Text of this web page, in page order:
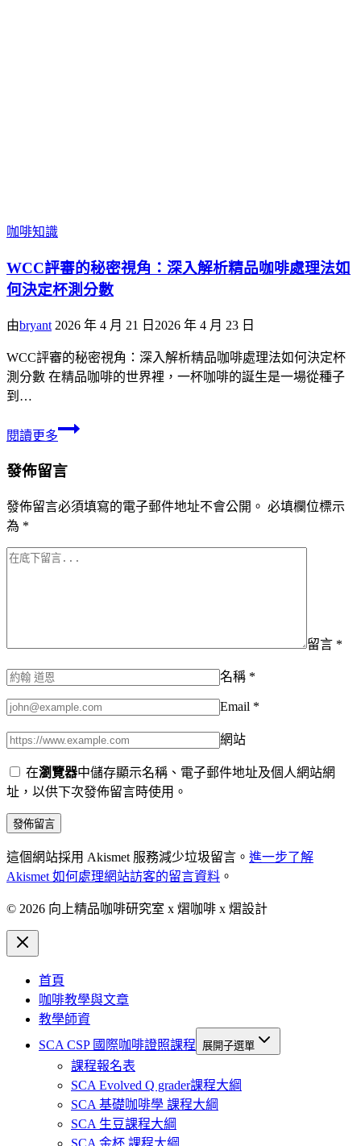
咖啡知識
WCC評審的秘密視角：深入解析精品咖啡處理法如
何決定杯測分數
由bryant 2026 年 4 月 21 日 2026 年 4 月 23 日
WCC評審的秘密視角：深入解析精品咖啡處理法如何決定杯
測分數 在精品咖啡的世界裡，一杯咖啡的誕生是一場從種子
到…
閱讀更多
發佈留言
發佈留言必須填寫的電子郵件地址不會公開。 必填欄位標示
為 *
留言 *
名稱 *
Email *
網站
在瀏覽器中儲存顯示名稱、電子郵件地址及個人網站網
址，以供下次發佈留言時使用。
這個網站採用 Akismet 服務減少垃圾留言。 進一步了解
Akismet 如何處理網站訪客的留言資料 。
© 2026 向上精品咖啡研究室 x 熠咖啡 x 熠設計
首頁
咖啡教學與文章
教學師資
SCA CSP 國際咖啡證照課程
展開子選單
課程報名表
SCA Evolved Q grader課程大綱
SCA 基礎咖啡學 課程大綱
SCA 生豆課程大綱
SCA 金杯 課程大綱